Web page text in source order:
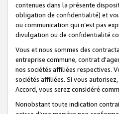
contenues dans la présente
obligation de confidentialité) et
ou communication qui n’est pas
divulgation ou de confidentialité
Vous et nous sommes des
entreprise commune, contrat
nos sociétés affiliées respectives.
sociétés affiliées. Si vous
Accord, vous serez considéré
Nonobstant toute indication